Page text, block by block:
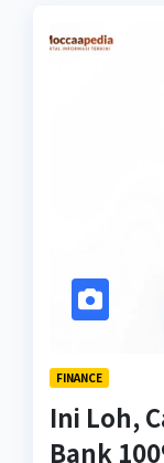
FINANCE
Ini Loh,
Bank